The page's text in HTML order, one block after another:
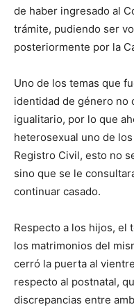
de haber ingresado al
trámite, pudiendo ser
posteriormente por la
Uno de los temas que
identidad de género no
igualitario, por lo que
heterosexual uno de
Registro Civil, esto no
sino que se le
continuar casado.
Respecto a los hijos, el
los matrimonios del
cerró la puerta al
respecto al postnatal,
discrepancias entre